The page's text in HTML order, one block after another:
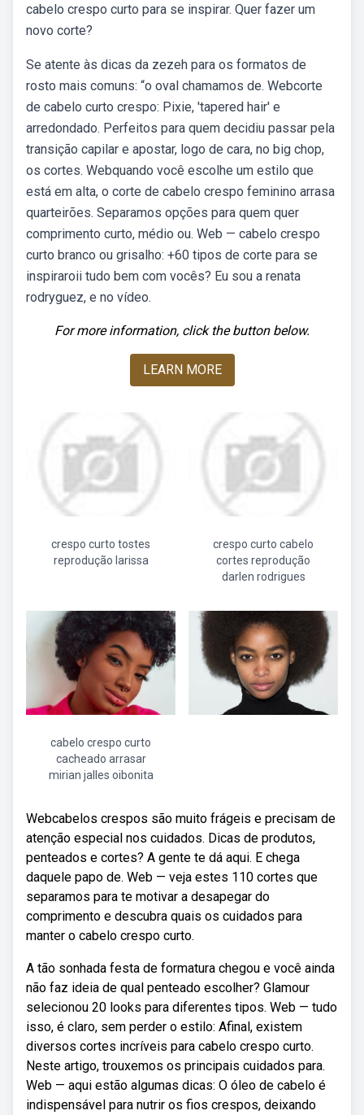
cabelo crespo curto para se inspirar. Quer fazer um
novo corte?
Se atente às dicas da zezeh para os formatos de
rosto mais comuns: “o oval chamamos de. Webcorte
de cabelo curto crespo: Pixie, 'tapered hair' e
arredondado. Perfeitos para quem decidiu passar pela
transição capilar e apostar, logo de cara, no big chop,
os cortes. Webquando você escolhe um estilo que
está em alta, o corte de cabelo crespo feminino arrasa
quarteirões. Separamos opções para quem quer
comprimento curto, médio ou. Web — cabelo crespo
curto branco ou grisalho: +60 tipos de corte para se
inspiraroii tudo bem com vocês? Eu sou a renata
rodryguez, e no vídeo.
For more information, click the button below.
LEARN MORE
crespo curto tostes
reprodução larissa
crespo curto cabelo
cortes reprodução
darlen rodrigues
cabelo crespo curto
cacheado arrasar
mirian jalles oibonita
Webcabelos crespos são muito frágeis e precisam de
atenção especial nos cuidados. Dicas de produtos,
penteados e cortes? A gente te dá aqui. E chega
daquele papo de. Web — veja estes 110 cortes que
separamos para te motivar a desapegar do
comprimento e descubra quais os cuidados para
manter o cabelo crespo curto.
A tão sonhada festa de formatura chegou e você ainda
não faz ideia de qual penteado escolher? Glamour
selecionou 20 looks para diferentes tipos. Web — tudo
isso, é claro, sem perder o estilo: Afinal, existem
diversos cortes incríveis para cabelo crespo curto.
Neste artigo, trouxemos os principais cuidados para.
Web — aqui estão algumas dicas: O óleo de cabelo é
indispensável para nutrir os fios crespos, deixando